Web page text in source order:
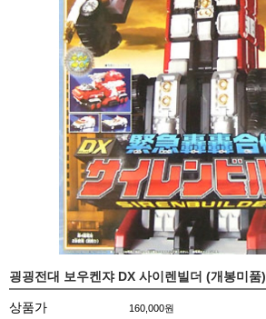
굉굉전대 보우켄쟈 DX 사이렌빌더 (개봉미품)
상품가 160,000원